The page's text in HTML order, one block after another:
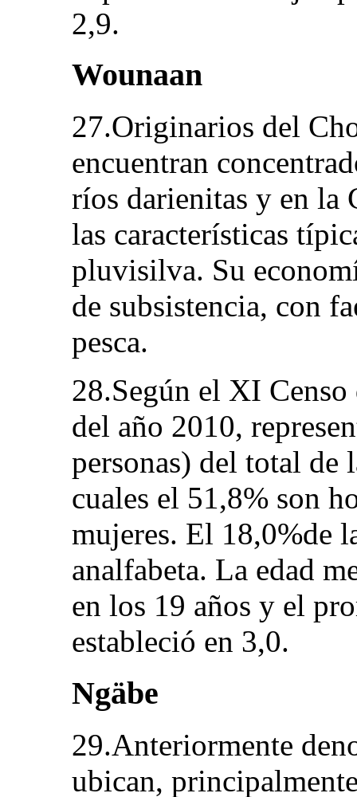
2,9.
Wounaan
27.Originarios del
encuentran
ríos darienitas y en la
las características
pluvisilva. Su
de subsistencia, con
pesca.
28.Según el XI
del año 2010,
personas) del total de
cuales el 51,8% son
mujeres. El 18,0%de
analfabeta. La edad
en los 19 años y el
estableció en 3,0.
Ngäbe
29.Anteriormente
ubican,